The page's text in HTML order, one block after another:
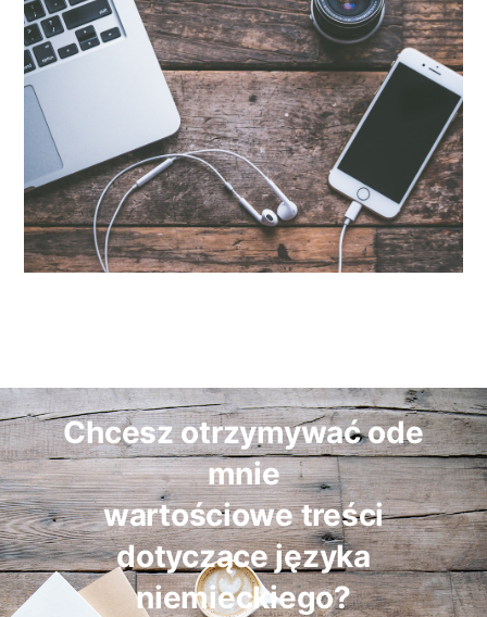
Chcesz otrzymywać ode
mnie
wartościowe treści
dotyczące języka
niemieckiego?